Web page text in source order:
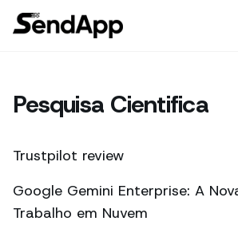
Pesquisa Cientifica
Trustpilot review
Google Gemini Enterprise: A
Trabalho em Nuvem